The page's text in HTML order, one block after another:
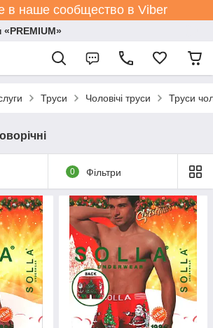
в наше сообщество в Viber
«PREMIUM»
Труси Чоловічі труси Труси
0 Фільтри